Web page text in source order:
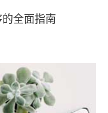
全面指南